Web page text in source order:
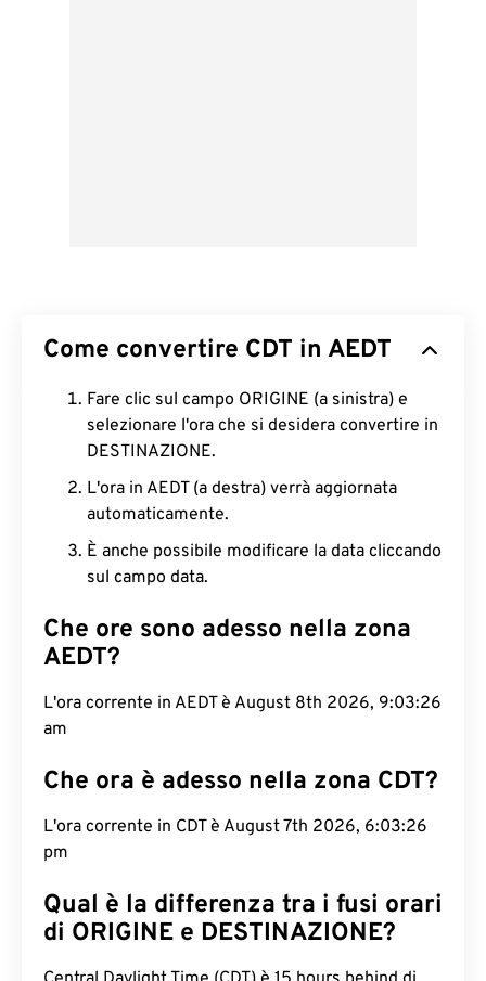
Come convertire CDT in AEDT
Fare clic sul campo ORIGINE (a sinistra) e
selezionare l'ora che si desidera convertire in
DESTINAZIONE.
L'ora in AEDT (a destra) verrà aggiornata
automaticamente.
È anche possibile modificare la data cliccando
sul campo data.
Che ore sono adesso nella zona
AEDT?
L'ora corrente in AEDT è August 8th 2026, 9:03:27
am
Che ora è adesso nella zona CDT?
L'ora corrente in CDT è August 7th 2026, 6:03:27
pm
Qual è la differenza tra i fusi orari
di ORIGINE e DESTINAZIONE?